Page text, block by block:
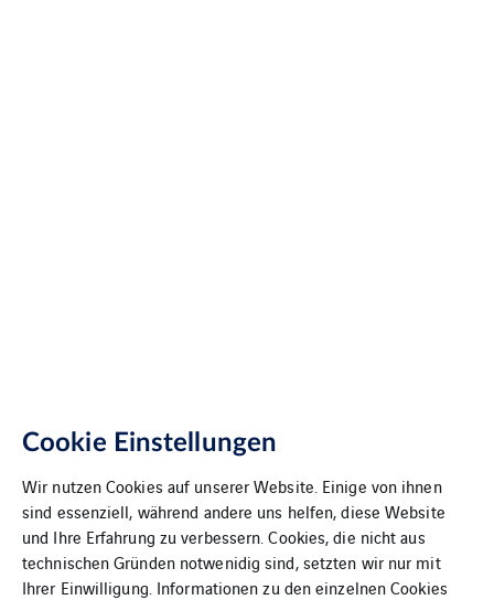
Cookie Einstellungen
Wir nutzen Cookies auf unserer Website. Einige von ihnen
sind essenziell, während andere uns helfen, diese Website
und Ihre Erfahrung zu verbessern. Cookies, die nicht aus
technischen Gründen notwenidig sind, setzten wir nur mit
Ihrer Einwilligung. Informationen zu den einzelnen Cookies